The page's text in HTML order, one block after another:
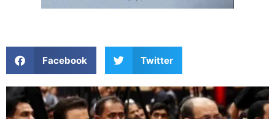
Facebook Twitter